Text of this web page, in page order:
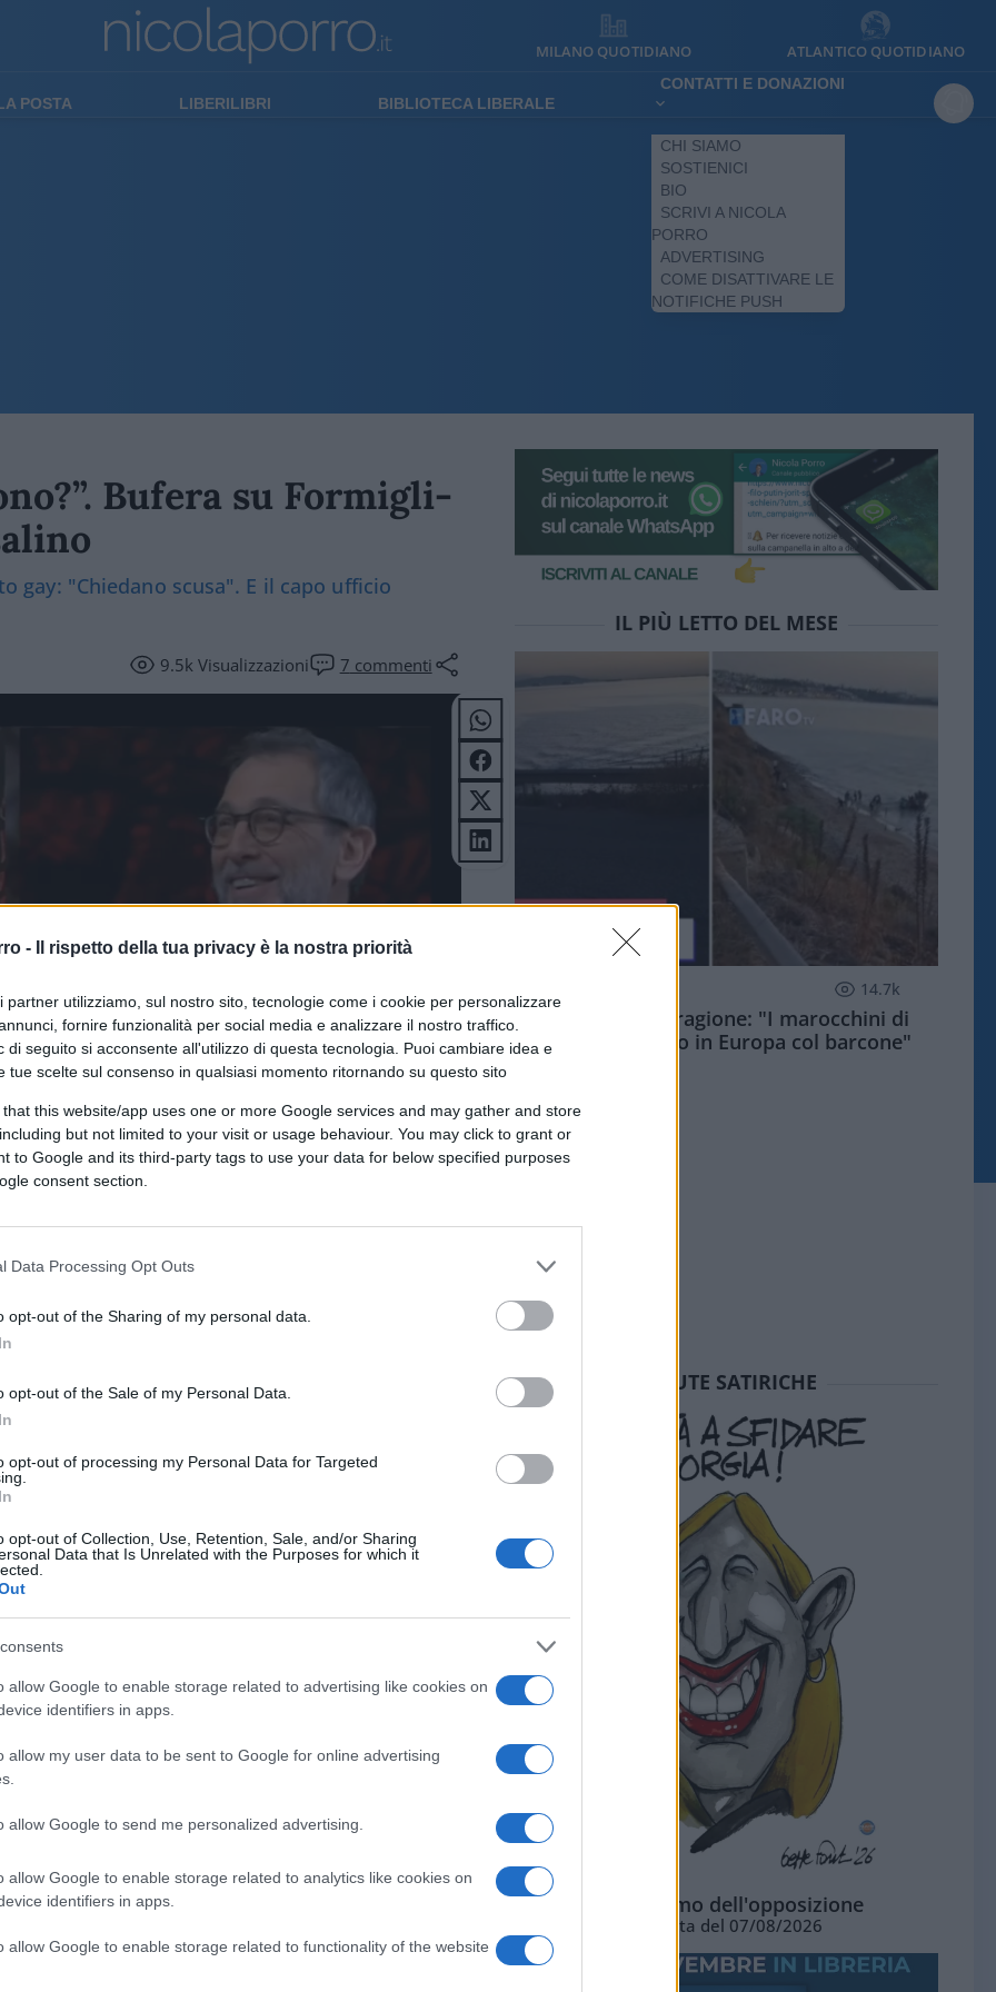
- Il rispetto della tua privacy è la nostra priorità
partner utilizziamo, sul nostro sito, tecnologie come i cookie per personalizzare
fornire funzionalità per social media e analizzare il nostro traffico.
di seguito si acconsente all'utilizzo di questa tecnologia. Puoi cambiare idea e
tue scelte sul consenso in qualsiasi momento ritornando su questo sito
that this website/app uses one or more Google services and may gather and store
but not limited to your visit or usage behaviour. You may click to grant or
to Google and its third-party tags to use your data for below specified purposes
consent section.
Data Processing Opt Outs
opt-out of the Sharing of my personal data.
opt-out of the Sale of my Personal Data.
opt-out of processing my Personal Data for Targeted
opt-out of Collection, Use, Retention, Sale, and/or Sharing
Data that Is Unrelated with the Purposes for which it
allow Google to enable storage related to advertising like cookies on
identifiers in apps.
allow my user data to be sent to Google for online advertising
allow Google to send me personalized advertising.
allow Google to enable storage related to analytics like cookies on
identifiers in apps.
allow Google to enable storage related to functionality of the website
MILANO QUOTIDIANO ATLANTICO QUOTIDIANO
POSTA LIBERILIBRI BIBLIOTECA LIBERALE
CONTATTI E DONAZIONI
CHI SIAMO
SOSTIENICI
BIO
SCRIVI A NICOLA
PORRO
ADVERTISING
COME DISATTIVARE LE
NOTIFICHE PUSH
Bufera su Formigli-
"Chiedano scusa". E il capo ufficio
9.5kVisualizzazioni 7 commenti
su Google
per eccellenza, quello diretto da
del progressismo moderno, quel
semina consigli a destra e a manca.
ambulante romano. I due sono in lite,
e rispetto della quiete pubblica. In
l’ex portavoce diGiuseppe Conte: dopo
cheMichele
ha affermato: “Il tasso di buonumore
Marrazzo, portavoce del Partito Gay Lgbt+,
accusato i due giornalisti di “ridere e
a Casalino”. “A questo punto mi
avesse offeso una donna o un
e risate?”. E ancora: “Mi auguro che
IL PIÙ LETTO DEL MESE
14.7k
Meloni aveva ragione: "I marocchini di
Ceuta sbarcano in Europa col barcone"
SEDUTE SATIRICHE
L'ottimismo dell'opposizione
Vignetta del 07/08/2026